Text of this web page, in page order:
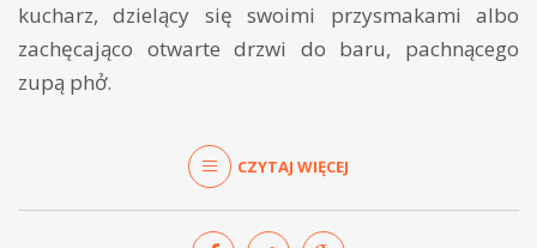
kucharz, dzielący się swoimi przysmakami albo
zachęcająco otwarte drzwi do baru, pachnącego
zupą phở.
CZYTAJ WIĘCEJ